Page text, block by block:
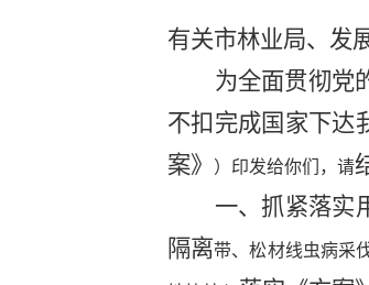
有关市林业局、发
为全面贯彻党
不扣完成国家下达
案》
）印发给你们，请
一、 抓紧落实
隔离带、松材线虫病采